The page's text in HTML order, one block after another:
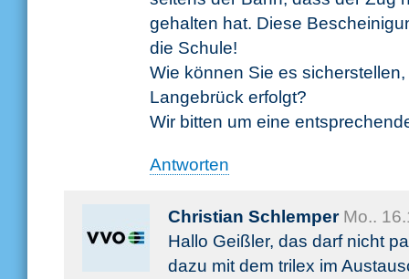
gehalten hat. Diese
die Schule!
Wie können Sie es
Langebrück erfolgt?
Wir bitten um eine
Antworten
Christian Schlemper Mo..
Hallo Geißler, das darf nicht
dazu mit dem trilex im